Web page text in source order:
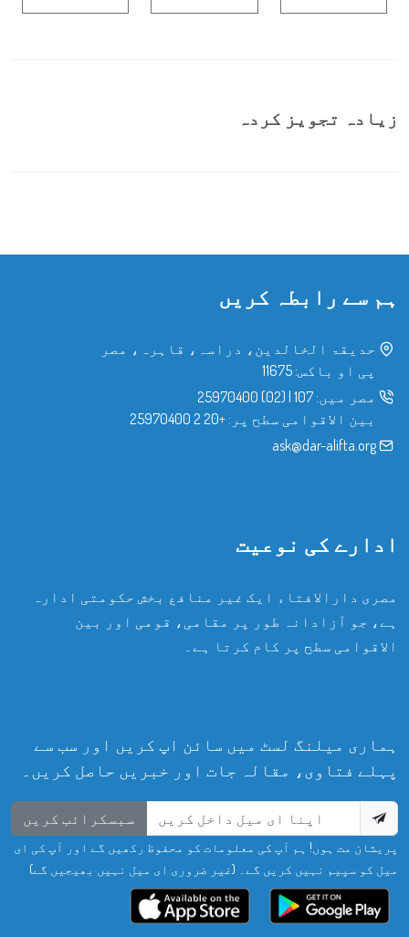
زیادہ تجویز کردہ
ہم سے رابطہ کریں
حدیقۃ الخالدین، دراسہ، قاہرہ، مصر
پی او باکس: 11675
مصر میں: 107
|
(02) 25970400
بین الاقوامی سطح پر: +20 2 25970400
ask@dar-alifta.org
ادارے کی نوعیت
مصری دارالافتاء ایک غیر منافع بخش حکومتی ادارہ
ہے، جو آزادانہ طور پر مقامی، قومی اور بین
الاقوامی سطح پر کام کرتا ہے۔
ہماری میلنگ لسٹ میں سائن اپ کریں اور سب سے
پہلے فتاوی، مقالہ جات اور خبریں حاصل کریں۔
سبسکرائب کریں
پریشان مت ہوں! ہم آپ کی معلومات کو محفوظ رکھیں گے اور آپ کی ای
میل کو سپیم نہیں کریں گے۔ (غیر ضروری ای میل نہیں بھیجیں گے)